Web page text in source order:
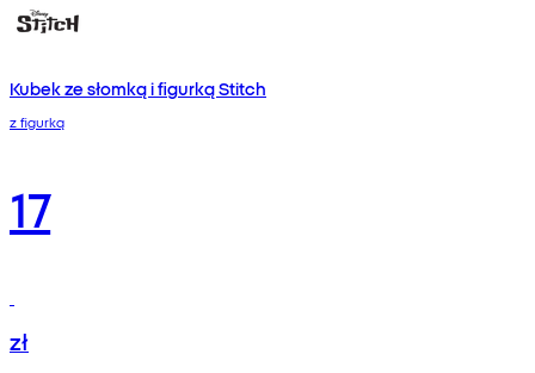
Kubek ze słomką i figurką Stitch
z figurką
17
zł